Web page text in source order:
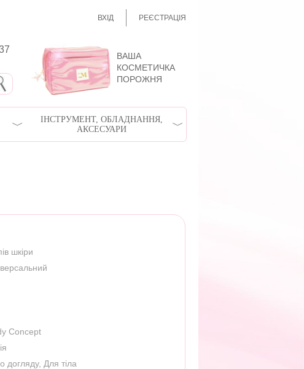
ВХІД РЕЄСТРАЦІЯ
ВАША
КОСМЕТИЧКА
ПОРОЖНЯ
ІНСТРУМЕНТ, ОБЛАДНАННЯ,
АКСЕСУАРИ
шкіри
Concept
догляду, Для тіла